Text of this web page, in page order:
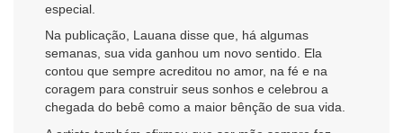
especial.
Na publicação, Lauana disse que, há algumas
semanas, sua vida ganhou um novo sentido. Ela
contou que sempre acreditou no amor, na fé e na
coragem para construir seus sonhos e celebrou a
chegada do bebê como a maior bênção de sua vida.